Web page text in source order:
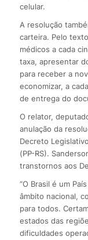
celular.
A resolução
carteira. Pelo
médicos a cada
taxa, apresentar
para receber a
economizar, a
de entrega do
O relator,
anulação da
Decreto
(PP-RS).
transtornos aos
“O Brasil é um
âmbito nacional,
para todos.
estados das
dificuldades